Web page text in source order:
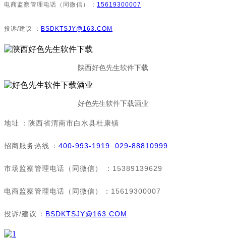
电商监察管理电话（同微信）： 15619300007
投诉/建议： BSDKTSJY@163.COM
陕西好色先生软件下载
好色先生软件下载酒业
地址：陕西省渭南市白水县杜康镇
招商服务热线： 400-993-1919 029-88810999
市场监察管理电话（同微信）：15389139629
电商监察管理电话（同微信）：15619300007
投诉/建议： BSDKTSJY@163.COM